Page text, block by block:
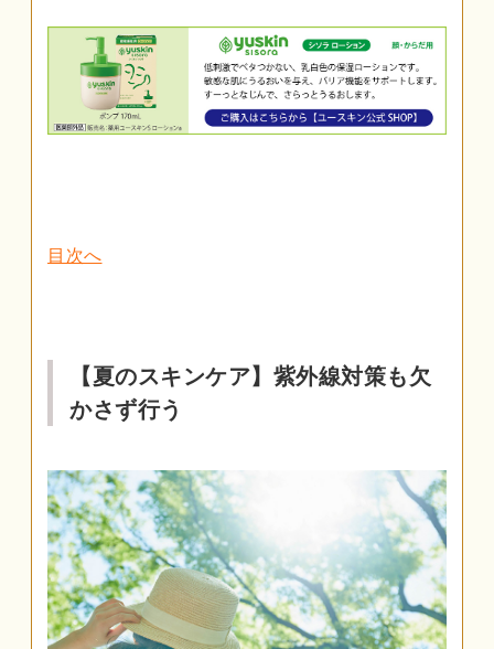
目次へ
【夏のスキンケア】紫外線対策も欠
かさず行う